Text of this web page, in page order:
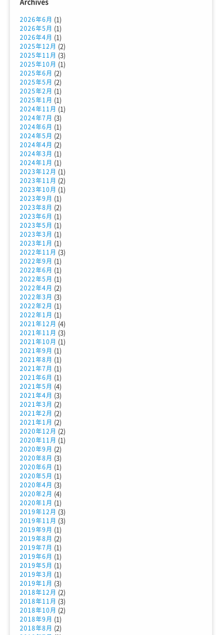
2026年6月 (1)
2026年5月 (1)
2026年4月 (1)
2025年12月 (2)
2025年11月 (3)
2025年10月 (1)
2025年6月 (2)
2025年5月 (2)
2025年2月 (1)
2025年1月 (1)
2024年11月 (1)
2024年7月 (3)
2024年6月 (1)
2024年5月 (2)
2024年4月 (2)
2024年3月 (1)
2024年1月 (1)
2023年12月 (1)
2023年11月 (2)
2023年10月 (1)
2023年9月 (1)
2023年8月 (2)
2023年6月 (1)
2023年5月 (1)
2023年3月 (1)
2023年1月 (1)
2022年11月 (3)
2022年9月 (1)
2022年6月 (1)
2022年5月 (1)
2022年4月 (2)
2022年3月 (3)
2022年2月 (1)
2022年1月 (1)
2021年12月 (4)
2021年11月 (3)
2021年10月 (1)
2021年9月 (1)
2021年8月 (1)
2021年7月 (1)
2021年6月 (1)
2021年5月 (4)
2021年4月 (3)
2021年3月 (2)
2021年2月 (2)
2021年1月 (2)
2020年12月 (2)
2020年11月 (1)
2020年9月 (2)
2020年8月 (3)
2020年6月 (1)
2020年5月 (1)
2020年4月 (3)
2020年2月 (4)
2020年1月 (1)
2019年12月 (3)
2019年11月 (3)
2019年9月 (1)
2019年8月 (2)
2019年7月 (1)
2019年6月 (1)
2019年5月 (1)
2019年3月 (1)
2019年1月 (3)
2018年12月 (2)
2018年11月 (3)
2018年10月 (2)
2018年9月 (1)
2018年8月 (2)